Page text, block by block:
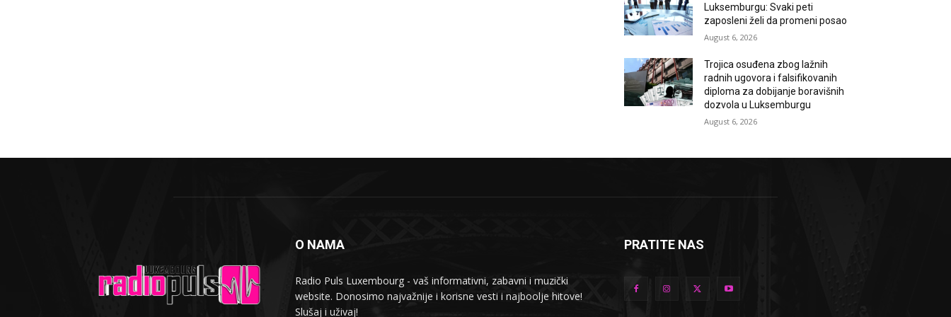
Luksemburgu: Svaki peti
zaposleni želi da promeni posao
August 6, 2026
Trojica osuđena zbog lažnih
radnih ugovora i falsifikovanih
diploma za dobijanje boravišnih
dozvola u Luksemburgu
August 6, 2026
O NAMA
Radio Puls Luxembourg - vaš informativni, zabavni i muzički
website. Donosimo najvažnije i korisne vesti i najboolje hitove!
Slušaj i uživaj!
PRATITE NAS